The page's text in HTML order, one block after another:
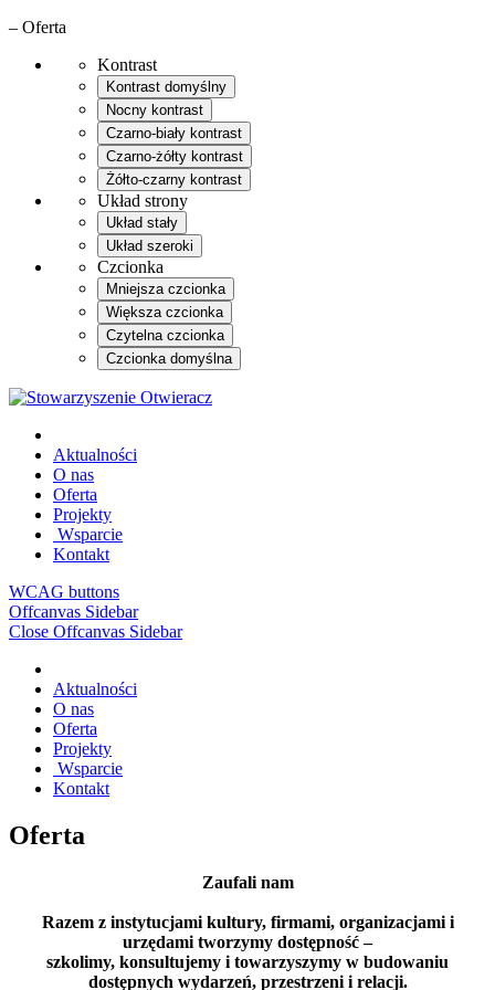
– Oferta
Kontrast
Kontrast domyślny
Nocny kontrast
Czarno-biały kontrast
Czarno-żółty kontrast
Żółto-czarny kontrast
Układ strony
Układ stały
Układ szeroki
Czcionka
Mniejsza czcionka
Większa czcionka
Czytelna czcionka
Czcionka domyślna
Aktualności
O nas
Oferta
Projekty
Wsparcie
Kontakt
WCAG buttons
Offcanvas Sidebar
Close Offcanvas Sidebar
Aktualności
O nas
Oferta
Projekty
Wsparcie
Kontakt
Oferta
Zaufali nam
Razem z instytucjami kultury, firmami, organizacjami i
urzędami tworzymy dostępność –
szkolimy, konsultujemy i towarzyszymy w budowaniu
dostępnych wydarzeń, przestrzeni i relacji.